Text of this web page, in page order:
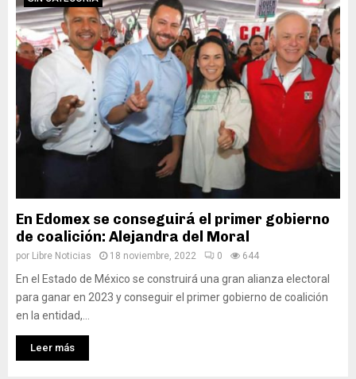
En Edomex se conseguirá el primer gobierno
de coalición: Alejandra del Moral
por Libre Noticias 18 noviembre, 2022 0 644
En el Estado de México se construirá una gran alianza electoral
para ganar en 2023 y conseguir el primer gobierno de coalición
en la entidad,...
Leer más